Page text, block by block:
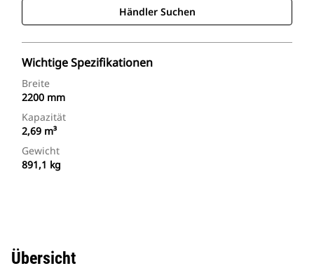
Händler Suchen
Wichtige Spezifikationen
Breite
2200 mm
Kapazität
2,69 m³
Gewicht
891,1 kg
Übersicht